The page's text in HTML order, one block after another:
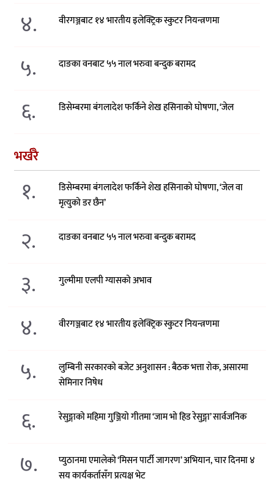
४. वीरगञ्जबाट १४ भारतीय इलेक्ट्रिक स्कुटर नियन्त्रणमा
५. दाङका वनबाट ५५ नाल भरुवा बन्दुक बरामद
६. डिसेम्बरमा बंगलादेश फर्किने शेख हसिनाको घोषणा, ‘जेल
भर्खरै
१.
डिसेम्बरमा बंगलादेश फर्किने शेख हसिनाको घोषणा, ‘जेल वा
मृत्युको डर छैन’
२. दाङका वनबाट ५५ नाल भरुवा बन्दुक बरामद
३. गुल्मीमा एलपी ग्यासको अभाव
४. वीरगञ्जबाट १४ भारतीय इलेक्ट्रिक स्कुटर नियन्त्रणमा
५.
लुम्बिनी सरकारको बजेट अनुशासन : बैठक भत्ता रोक, असारमा
सेमिनार निषेध
६. रेसुङ्गाको महिमा गुञ्जियो गीतमा ‘जाम भो हिड रेसुङ्गा’ सार्वजनिक
७.
प्युठानमा एमालेको ‘मिसन पार्टी जागरण’ अभियान, चार दिनमा ४
सय कार्यकर्तासँग प्रत्यक्ष भेट